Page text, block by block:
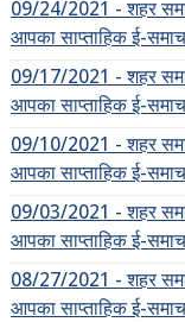
09/24/2021 - शहर
आपका साप्ताहिक ई-
09/17/2021 - शहर
आपका साप्ताहिक ई-
09/10/2021 - शहर
आपका साप्ताहिक ई-
09/03/2021 - शहर
आपका साप्ताहिक ई-
08/27/2021 - शहर
आपका साप्ताहिक ई-